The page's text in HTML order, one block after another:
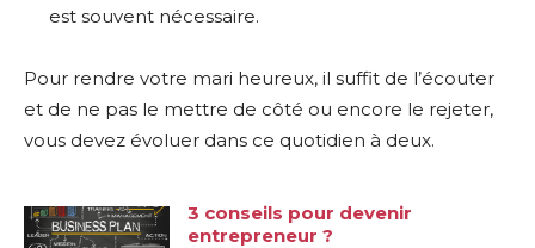
est souvent nécessaire.
Pour rendre votre mari heureux, il suffit de l’écouter
et de ne pas le mettre de côté ou encore le rejeter,
vous devez évoluer dans ce quotidien à deux.
3 conseils pour devenir
entrepreneur ?